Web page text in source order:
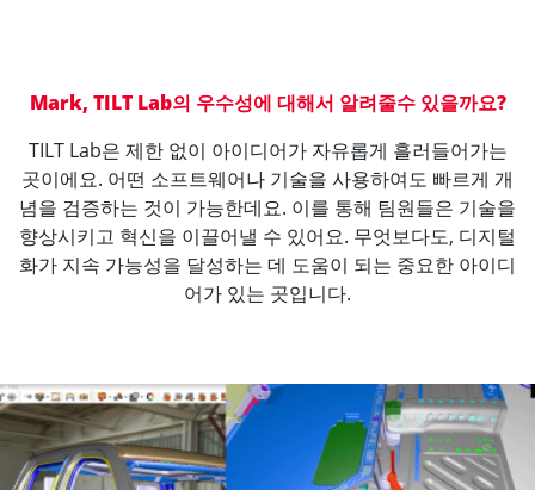
Mark, TILT Lab의 우수성에 대해서 알려줄수 있을까요?
TILT Lab은 제한 없이 아이디어가 자유롭게 흘러들어가는
곳이에요. 어떤 소프트웨어나 기술을 사용하여도 빠르게 개
념을 검증하는 것이 가능한데요. 이를 통해 팀원들은 기술을
향상시키고 혁신을 이끌어낼 수 있어요. 무엇보다도, 디지털
화가 지속 가능성을 달성하는 데 도움이 되는 중요한 아이디
어가 있는 곳입니다.